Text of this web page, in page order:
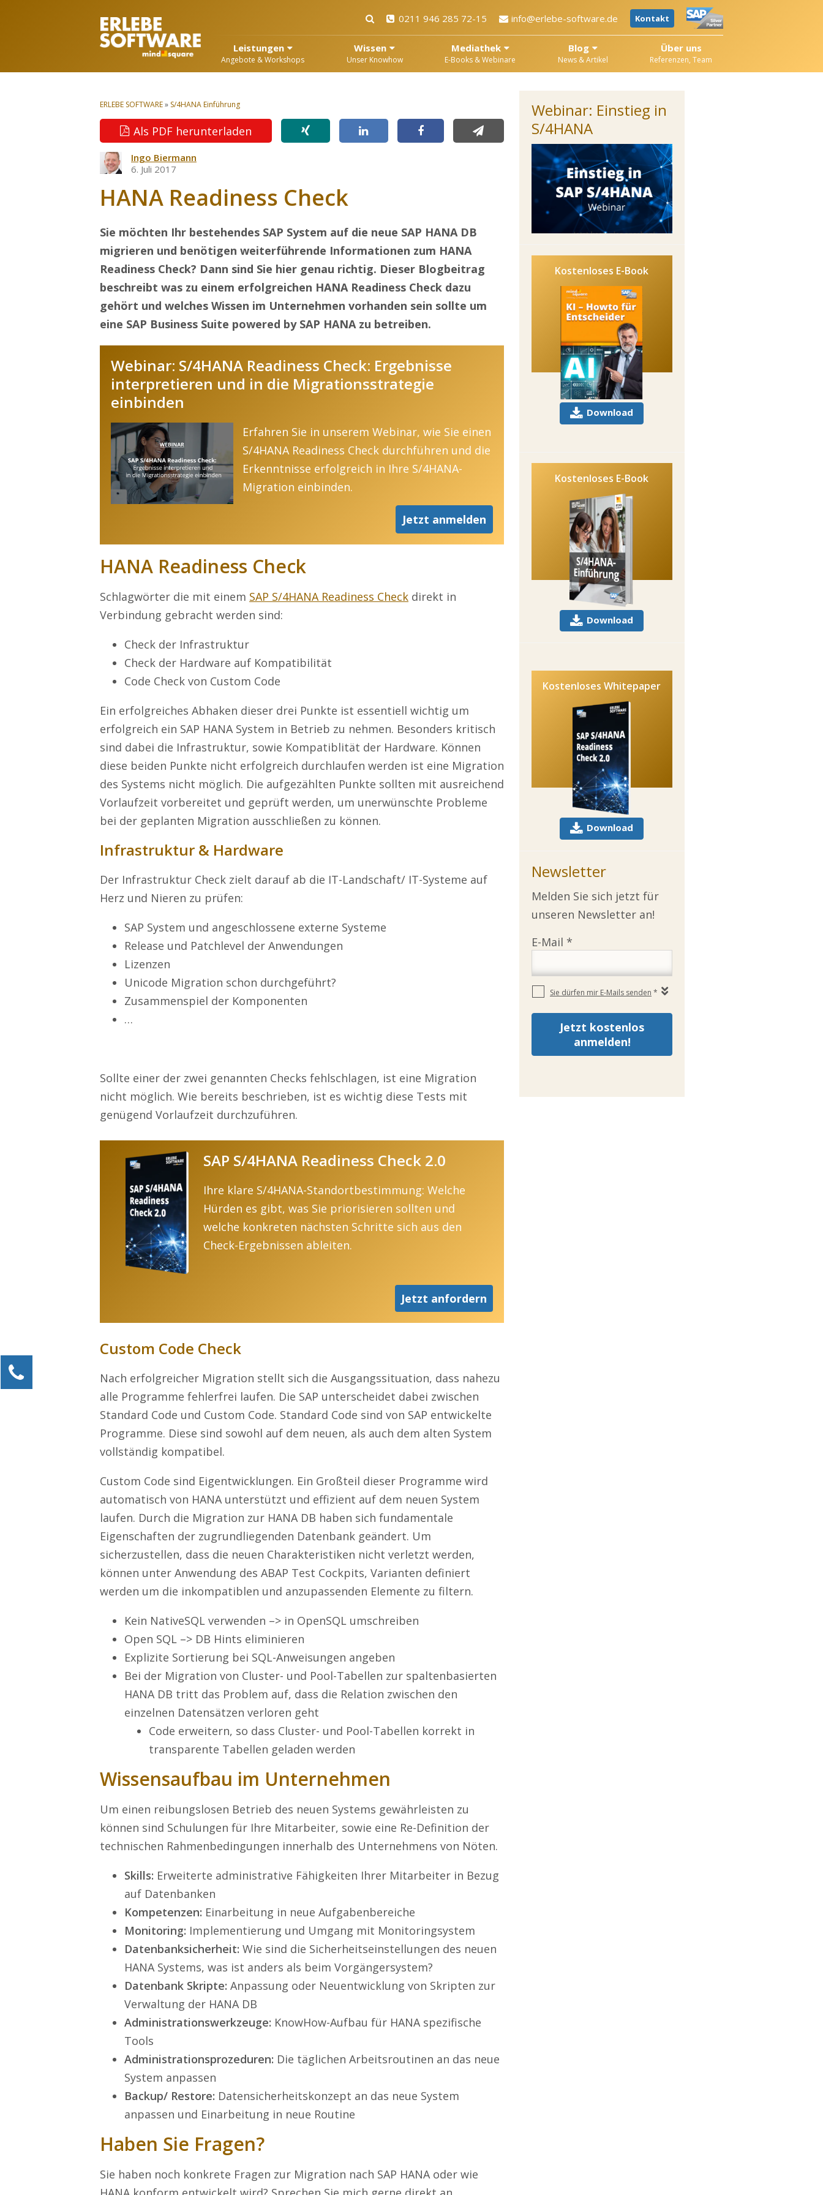
0211 946 285 72-15 info@erlebe-software.de Kontakt
Leistungen
Angebote & Workshops
Wissen
Unser Knowhow
Mediathek
E-Books & Webinare
Blog
News & Artikel
Über uns
Referenzen, Team
ERLEBE SOFTWARE» S/4HANA Einführung
Als PDF herunterladen
Ingo Biermann
6. Juli 2017
HANA Readiness Check
Sie möchten Ihr bestehendes SAP System auf die neue SAP HANA DB
migrieren und benötigen weiterführende Informationen zum HANA
Readiness Check? Dann sind Sie hier genau richtig. Dieser Blogbeitrag
beschreibt was zu einem erfolgreichen HANA Readiness Check dazu
gehört und welches Wissen im Unternehmen vorhanden sein sollte um
eine SAP Business Suite powered by SAP HANA zu betreiben.
Webinar: S/4HANA Readiness Check: Ergebnisse
interpretieren und in die Migrationsstrategie
einbinden
Erfahren Sie in unserem Webinar, wie Sie einen
S/4HANA Readiness Check durchführen und die
Erkenntnisse erfolgreich in Ihre S/4HANA-
Migration einbinden.
Jetzt anmelden
HANA Readiness Check
Schlagwörter die mit einem SAP S/4HANA Readiness Check direkt in
Verbindung gebracht werden sind:
Check der Infrastruktur
Check der Hardware auf Kompatibilität
Code Check von Custom Code
Ein erfolgreiches Abhaken dieser drei Punkte ist essentiell wichtig um
erfolgreich ein SAP HANA System in Betrieb zu nehmen. Besonders kritisch
sind dabei die Infrastruktur, sowie Kompatiblität der Hardware. Können
diese beiden Punkte nicht erfolgreich durchlaufen werden ist eine Migration
des Systems nicht möglich. Die aufgezählten Punkte sollten mit ausreichend
Vorlaufzeit vorbereitet und geprüft werden, um unerwünschte Probleme
bei der geplanten Migration ausschließen zu können.
Infrastruktur & Hardware
Der Infrastruktur Check zielt darauf ab die IT-Landschaft/ IT-Systeme auf
Herz und Nieren zu prüfen:
SAP System und angeschlossene externe Systeme
Release und Patchlevel der Anwendungen
Lizenzen
Unicode Migration schon durchgeführt?
Zusammenspiel der Komponenten
…
Sollte einer der zwei genannten Checks fehlschlagen, ist eine Migration
nicht möglich. Wie bereits beschrieben, ist es wichtig diese Tests mit
genügend Vorlaufzeit durchzuführen.
SAP S/4HANA Readiness Check 2.0
Ihre klare S/4HANA-Standortbestimmung: Welche
Hürden es gibt, was Sie priorisieren sollten und
welche konkreten nächsten Schritte sich aus den
Check-Ergebnissen ableiten.
Jetzt anfordern
Custom Code Check
Nach erfolgreicher Migration stellt sich die Ausgangssituation, dass nahezu
alle Programme fehlerfrei laufen. Die SAP unterscheidet dabei zwischen
Standard Code und Custom Code. Standard Code sind von SAP entwickelte
Programme. Diese sind sowohl auf dem neuen, als auch dem alten System
vollständig kompatibel.
Custom Code sind Eigentwicklungen. Ein Großteil dieser Programme wird
automatisch von HANA unterstützt und effizient auf dem neuen System
laufen. Durch die Migration zur HANA DB haben sich fundamentale
Eigenschaften der zugrundliegenden Datenbank geändert. Um
sicherzustellen, dass die neuen Charakteristiken nicht verletzt werden,
können unter Anwendung des ABAP Test Cockpits, Varianten definiert
werden um die inkompatiblen und anzupassenden Elemente zu filtern.
Kein NativeSQL verwenden –> in OpenSQL umschreiben
Open SQL –> DB Hints eliminieren
Explizite Sortierung bei SQL-Anweisungen angeben
Bei der Migration von Cluster- und Pool-Tabellen zur spaltenbasierten
HANA DB tritt das Problem auf, dass die Relation zwischen den
einzelnen Datensätzen verloren geht
Code erweitern, so dass Cluster- und Pool-Tabellen korrekt in
transparente Tabellen geladen werden
Wissensaufbau im Unternehmen
Um einen reibungslosen Betrieb des neuen Systems gewährleisten zu
können sind Schulungen für Ihre Mitarbeiter, sowie eine Re-Definition der
technischen Rahmenbedingungen innerhalb des Unternehmens von Nöten.
Skills: Erweiterte administrative Fähigkeiten Ihrer Mitarbeiter in Bezug
auf Datenbanken
Kompetenzen: Einarbeitung in neue Aufgabenbereiche
Monitoring: Implementierung und Umgang mit Monitoringsystem
Datenbanksicherheit: Wie sind die Sicherheitseinstellungen des neuen
HANA Systems, was ist anders als beim Vorgängersystem?
Datenbank Skripte: Anpassung oder Neuentwicklung von Skripten zur
Verwaltung der HANA DB
Administrationswerkzeuge: KnowHow-Aufbau für HANA spezifische
Tools
Administrationsprozeduren: Die täglichen Arbeitsroutinen an das neue
System anpassen
Backup/ Restore: Datensicherheitskonzept an das neue System
anpassen und Einarbeitung in neue Routine
Haben Sie Fragen?
Sie haben noch konkrete Fragen zur Migration nach SAP HANA oder wie
Webinar: Einstieg in
S/4HANA
Kostenloses E-Book
Download
Kostenloses E-Book
Download
Kostenloses Whitepaper
Download
Newsletter
Melden Sie sich jetzt für
unseren Newsletter an!
Alexander Kössner-Maier
Kundenservice
0211 946 285 72-15
Alexander.Koessner-Maier@erlebe-software.de